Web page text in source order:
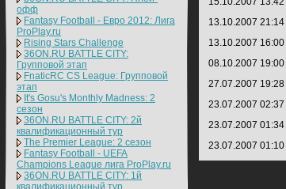
офф
Fantasy Football - Евро 2012: Лига
ProPlay.ru
Rising Stars Challenge
36ON.RU BATTLE CITY:
Групповой этап
FnaticRC CS League: Групповой
этап
It's Gosu's Monthly Madness: 2
сезон
36ON.RU BATTLE CITY: 2й
квалификационный тур
The Premier League: 2 cезон
Fantasy Football - UEFA
Champions League лига ProPlay.ru
36ON.RU BATTLE CITY: 1й
квалификационный тур
13.10.2007 21:14
13.10.2007 16:00
08.10.2007 19:00
27.07.2007 19:28
23.07.2007 02:37
23.07.2007 01:34
23.07.2007 01:10